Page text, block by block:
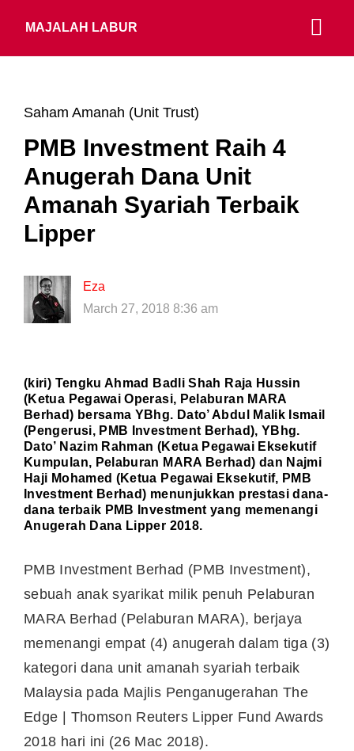
MAJALAH LABUR
Saham Amanah (Unit Trust)
PMB Investment Raih 4
Anugerah Dana Unit
Amanah Syariah Terbaik
Lipper
Eza
March 27, 2018 8:36 am
(kiri) Tengku Ahmad Badli Shah Raja Hussin
(Ketua Pegawai Operasi, Pelaburan MARA
Berhad) bersama YBhg. Dato’ Abdul Malik Ismail
(Pengerusi, PMB Investment Berhad), YBhg.
Dato’ Nazim Rahman (Ketua Pegawai Eksekutif
Kumpulan, Pelaburan MARA Berhad) dan Najmi
Haji Mohamed (Ketua Pegawai Eksekutif, PMB
Investment Berhad) menunjukkan prestasi dana-
dana terbaik PMB Investment yang memenangi
Anugerah Dana Lipper 2018.
PMB Investment Berhad (PMB Investment),
sebuah anak syarikat milik penuh Pelaburan
MARA Berhad (Pelaburan MARA), berjaya
memenangi empat (4) anugerah dalam tiga (3)
kategori dana unit amanah syariah terbaik
Malaysia pada Majlis Penganugerahan The
Edge | Thomson Reuters Lipper Fund Awards
2018 hari ini (26 Mac 2018).